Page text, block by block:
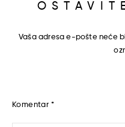
Vaša adresa e-pošte neće
Komentar *